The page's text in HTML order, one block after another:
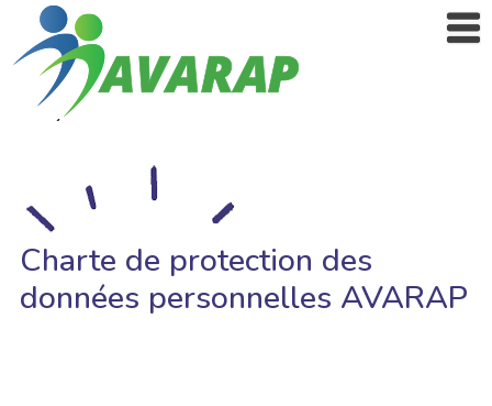
Charte de protection des
données personnelles AVARAP